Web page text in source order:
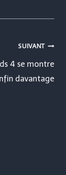
SUIVANT
4 se montre
davantage